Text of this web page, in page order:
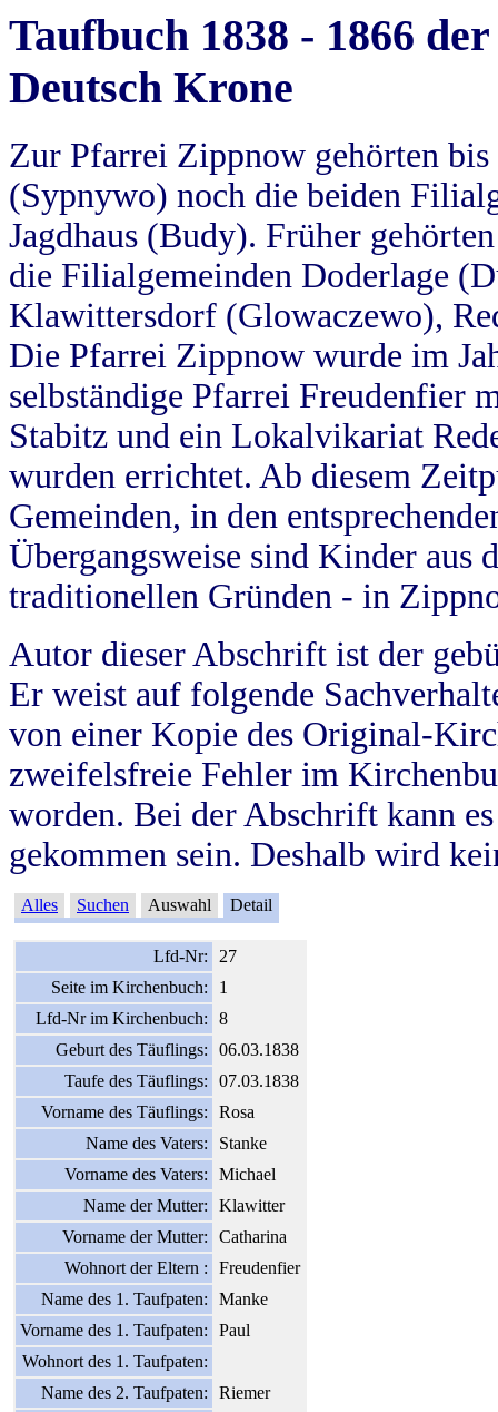
Taufbuch 1838 - 1866
Deutsch Krone
Zur Pfarrei Zippnow gehörten
(Sypnywo) noch die beiden
Jagdhaus (Budy). Früher
die Filialgemeinden Doderlage
Klawittersdorf (Glowaczewo),
Die Pfarrei Zippnow wurde im
selbständige Pfarrei Freudenfier
Stabitz und ein Lokalvikariat
wurden errichtet. Ab diesem
Gemeinden, in den
Übergangsweise sind Kinder aus
traditionellen Gründen - in
Autor dieser Abschrift ist der
Er weist auf folgende
von einer Kopie des Original-
zweifelsfreie Fehler im
worden. Bei der Abschrift kann
gekommen sein. Deshalb wird
Alles Suchen Auswahl Detail
Lfd-Nr:
27
Seite im Kirchenbuch:
1
Lfd-Nr im Kirchenbuch:
8
Geburt des Täuflings:
06.03.1838
Taufe des Täuflings:
07.03.1838
Vorname des Täuflings:
Rosa
Name des Vaters:
Stanke
Vorname des Vaters:
Michael
Name der Mutter:
Klawitter
Vorname der Mutter:
Catharina
Wohnort der Eltern :
Freudenfier
Name des 1. Taufpaten:
Manke
Vorname des 1. Taufpaten:
Paul
Wohnort des 1. Taufpaten:
Name des 2. Taufpaten:
Riemer